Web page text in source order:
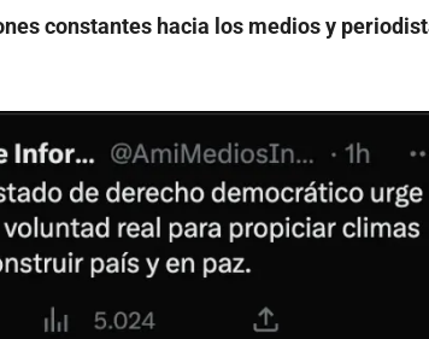
constantes hacia los medios y